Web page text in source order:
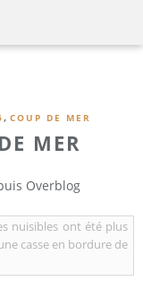
, COUP DE MER
MER
Overblog
nuisibles ont été plus
casse en bordure de